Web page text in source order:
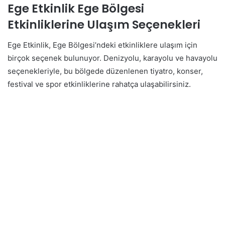
Ege Etkinlik Ege Bölgesi
Etkinliklerine Ulaşım Seçenekleri
Ege Etkinlik, Ege Bölgesi’ndeki etkinliklere ulaşım için
birçok seçenek bulunuyor. Denizyolu, karayolu ve havayolu
seçenekleriyle, bu bölgede düzenlenen tiyatro, konser,
festival ve spor etkinliklerine rahatça ulaşabilirsiniz.